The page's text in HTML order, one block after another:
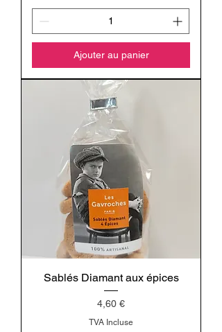
Ajouter au panier
Sablés Diamant aux épices
Prix
4,60 €
TVA Incluse